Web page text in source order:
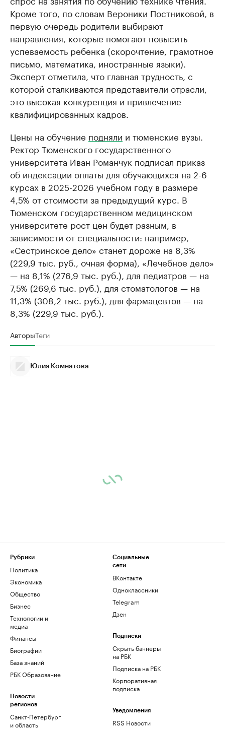
Кроме того, по словам Вероники Постниковой, в
первую очередь родители выбирают
направления, которые помогают повысить
успеваемость ребенка (скорочтение, грамотное
письмо, математика, иностранные языки).
Эксперт отметила, что главная трудность, с
которой сталкиваются представители отрасли,
это высокая конкуренция и привлечение
квалифицированных кадров.
Цены на обучение подняли и тюменские вузы.
Ректор Тюменского государственного
университета Иван Романчук подписал приказ
об индексации оплаты для обучающихся на 2-6
курсах в 2025-2026 учебном году в размере
4,5% от стоимости за предыдущий курс. В
Тюменском государственном медицинском
университете рост цен будет разным, в
зависимости от специальности: например,
«Сестринское дело» станет дороже на 8,3%
(229,9 тыс. руб., очная форма), «Лечебное дело»
— на 8,1% (276,9 тыс. руб.), для педиатров — на
7,5% (269,6 тыс. руб.), для стоматологов — на
11,3% (308,2 тыс. руб.), для фармацевтов — на
8,3% (229,9 тыс. руб.).
АвторыТеги
Юлия Комнатова
Рубрики
Политика
Экономика
Общество
Бизнес
Технологии и
медиа
Финансы
Биографии
База знаний
РБК Образование
Новости
регионов
Санкт-Петербург
и область
Социальные
сети
ВКонтакте
Одноклассники
Telegram
Дзен
Подписки
Скрыть баннеры
на РБК
Подписка на РБК
Корпоративная
подписка
Уведомления
RSS Новости